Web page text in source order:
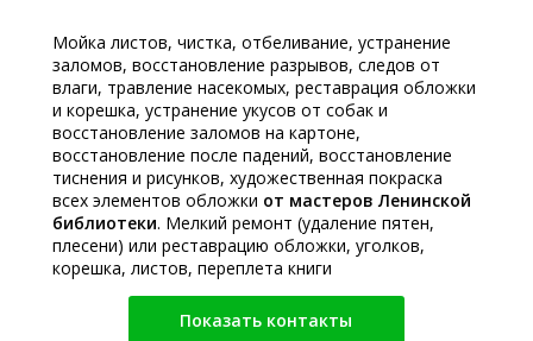
Мойка листов, чистка, отбеливание, устранение
заломов, восстановление разрывов, следов от
влаги, травление насекомых, реставрация обложки
и корешка, устранение укусов от собак и
восстановление заломов на картоне,
восстановление после падений, восстановление
тиснения и рисунков, художественная покраска
всех элементов обложки от мастеров Ленинской
библиотеки. Мелкий ремонт (удаление пятен,
плесени) или реставрацию обложки, уголков,
корешка, листов, переплета книги
Показать контакты